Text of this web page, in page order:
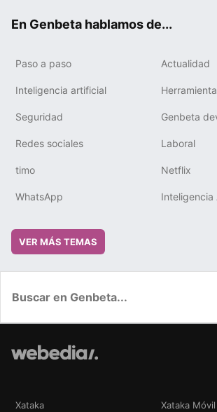
En Genbeta hablamos de...
Paso a paso Actualidad
Inteligencia artificial
Seguridad Genbeta
Redes sociales Laboral
timo Netflix
WhatsApp Inteligencia
VER MÁS TEMAS
Xataka Xataka Móvil